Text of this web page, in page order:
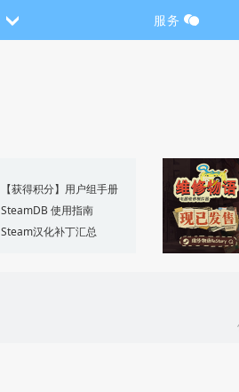
服务
【获得积分】用户组手册
SteamDB 使用指南
Steam汉化补丁汇总